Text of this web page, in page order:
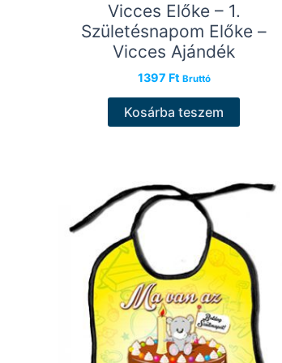
Vicces Előke – 1.
Születésnapom Előke –
Vicces Ajándék
1397 Ft Bruttó
Kosárba teszem